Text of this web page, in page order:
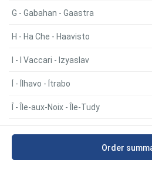
G - Gabahan - Gaastra
H - Ha Che - Haavisto
I - I Vaccari - Izyaslav
Í - Ílhavo - Ítrabo
Î - Île-aux-Noix - Île-Tudy
Order